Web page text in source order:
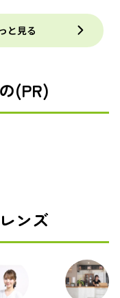
と見る
(PR)
ンズ